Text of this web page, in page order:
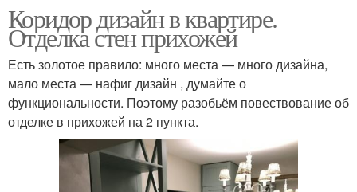
Коридор дизайн в квартире.
Отделка стен прихожей
Есть золотое правило: много места — много дизайна,
мало места — нафиг дизайн , думайте о
функциональности. Поэтому разобьём повествование об
отделке в прихожей на 2 пункта.